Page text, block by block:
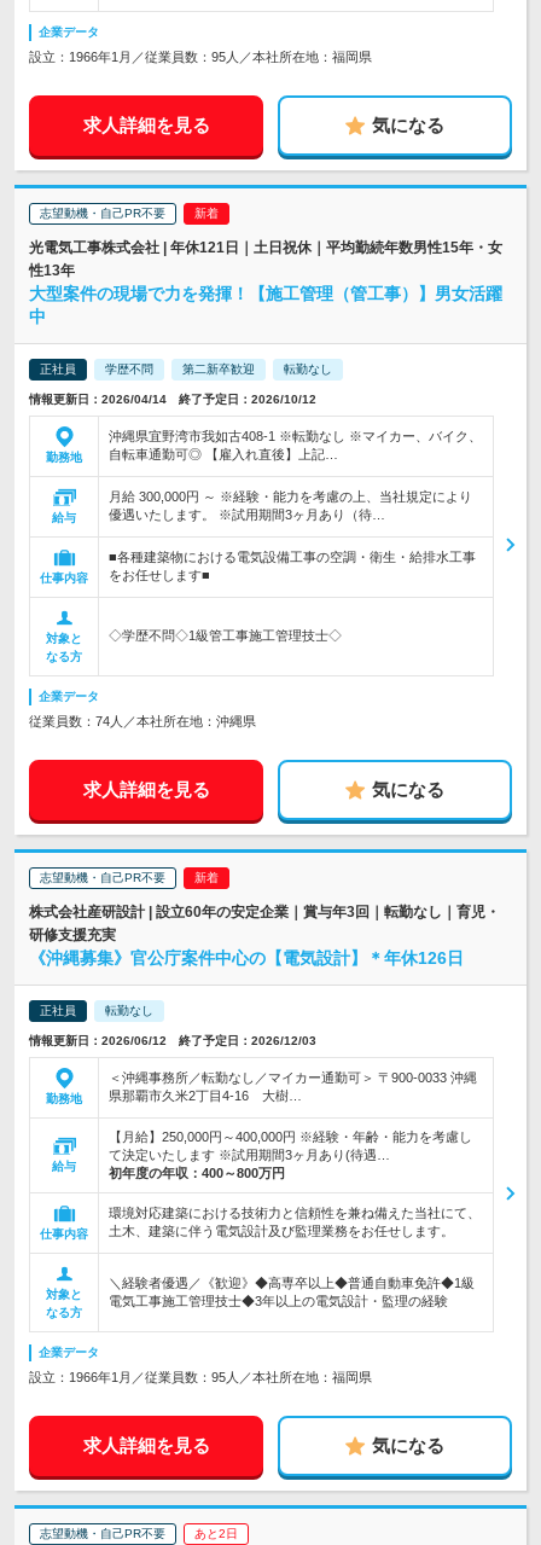
企業データ
設立：1966年1月／従業員数：95人／本社所在地：福岡県
求人詳細を見る 気になる
志望動機・自己PR不要
光電気工事株式会社 | 年休121日｜土日祝休｜平均勤続年数男性15年・女
性13年
大型案件の現場で力を発揮！【施工管理（管工事）】男女活躍
中
正社員 学歴不問 第二新卒歓迎 転勤なし
情報更新日：2026/04/14 終了予定日：2026/10/12
勤務地
沖縄県宜野湾市我如古408-1 ※転勤なし ※マイカー、バイク、
自転車通勤可◎ 【雇入れ直後】上記…
給与
月給 300,000円 ～ ※経験・能力を考慮の上、当社規定により
優遇いたします。 ※試用期間3ヶ月あり（待…
仕事内容
■各種建築物における電気設備工事の空調・衛生・給排水工事
をお任せします■
対象と
なる方
◇学歴不問◇1級管工事施工管理技士◇
企業データ
従業員数：74人／本社所在地：沖縄県
求人詳細を見る 気になる
志望動機・自己PR不要
株式会社産研設計 | 設立60年の安定企業｜賞与年3回｜転勤なし｜育児・
研修支援充実
《沖縄募集》官公庁案件中心の【電気設計】＊年休126日
正社員 転勤なし
情報更新日：2026/06/12 終了予定日：2026/12/03
勤務地
＜沖縄事務所／転勤なし／マイカー通勤可＞ 〒900-0033 沖縄
県那覇市久米2丁目4-16 大樹…
給与
【月給】250,000円～400,000円 ※経験・年齢・能力を考慮し
て決定いたします ※試用期間3ヶ月あり(待遇…
初年度の年収： 400～800万円
仕事内容
環境対応建築における技術力と信頼性を兼ね備えた当社にて、
土木、建築に伴う電気設計及び監理業務をお任せします。
対象と
なる方
＼経験者優遇／《歓迎》◆高専卒以上◆普通自動車免許◆1級
電気工事施工管理技士◆3年以上の電気設計・監理の経験
企業データ
設立：1966年1月／従業員数：95人／本社所在地：福岡県
求人詳細を見る 気になる
志望動機・自己PR不要 あと2日